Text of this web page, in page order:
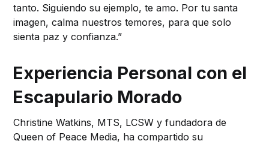
tanto. Siguiendo su ejemplo, te amo. Por tu santa
imagen, calma nuestros temores, para que solo
sienta paz y confianza.”
Experiencia Personal con el
Escapulario Morado
Christine Watkins, MTS, LCSW y fundadora de
Queen of Peace Media, ha compartido su